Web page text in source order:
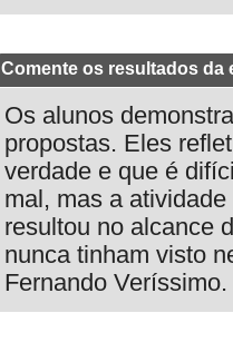
Comente os resultados da
Os alunos
propostas. Eles
verdade e que é
mal, mas a
resultou no alcance
nunca tinham visto
Fernando Veríssimo.